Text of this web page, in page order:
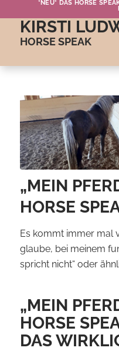
*NEU* DAS HORSE
KIRSTI
HORSE SPEAK
„MEIN
HORSE
Es kommt immer mal
glaube, bei meinem
spricht nicht“ oder
„MEIN
HORSE
DAS